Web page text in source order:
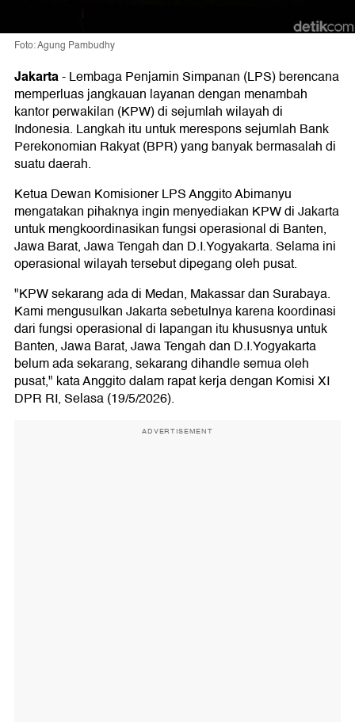
Foto: Agung Pambudhy
Jakarta-Lembaga Penjamin Simpanan (LPS) berencana
memperluas jangkauan layanan dengan menambah
kantor perwakilan (KPW) di sejumlah wilayah di
Indonesia. Langkah itu untuk merespons sejumlah Bank
Perekonomian Rakyat (BPR) yang banyak bermasalah di
suatu daerah.
Ketua Dewan Komisioner LPS Anggito Abimanyu
mengatakan pihaknya ingin menyediakan KPW di Jakarta
untuk mengkoordinasikan fungsi operasional di Banten,
Jawa Barat, Jawa Tengah dan D.I.Yogyakarta. Selama ini
operasional wilayah tersebut dipegang oleh pusat.
"KPW sekarang ada di Medan, Makassar dan Surabaya.
Kami mengusulkan Jakarta sebetulnya karena koordinasi
dari fungsi operasional di lapangan itu khususnya untuk
Banten, Jawa Barat, Jawa Tengah dan D.I.Yogyakarta
belum ada sekarang, sekarang dihandle semua oleh
pusat," kata Anggito dalam rapat kerja dengan Komisi XI
DPR RI, Selasa (19/5/2026).
ADVERTISEMENT